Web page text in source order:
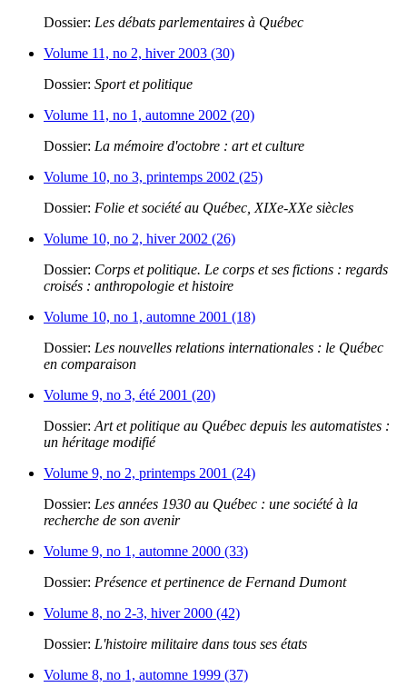
Dossier: Les débats parlementaires à Québec
Volume 11, no 2, hiver 2003 (30)
Dossier: Sport et politique
Volume 11, no 1, automne 2002 (20)
Dossier: La mémoire d'octobre : art et culture
Volume 10, no 3, printemps 2002 (25)
Dossier: Folie et société au Québec, XIXe-XXe siècles
Volume 10, no 2, hiver 2002 (26)
Dossier: Corps et politique. Le corps et ses fictions : regards
croisés : anthropologie et histoire
Volume 10, no 1, automne 2001 (18)
Dossier: Les nouvelles relations internationales : le Québec
en comparaison
Volume 9, no 3, été 2001 (20)
Dossier: Art et politique au Québec depuis les automatistes :
un héritage modifié
Volume 9, no 2, printemps 2001 (24)
Dossier: Les années 1930 au Québec : une société à la
recherche de son avenir
Volume 9, no 1, automne 2000 (33)
Dossier: Présence et pertinence de Fernand Dumont
Volume 8, no 2-3, hiver 2000 (42)
Dossier: L'histoire militaire dans tous ses états
Volume 8, no 1, automne 1999 (37)